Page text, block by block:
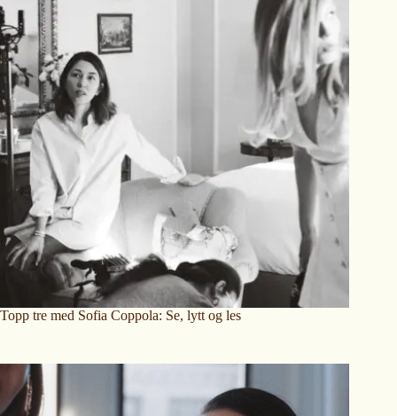
Topp tre med Sofia Coppola: Se, lytt og les